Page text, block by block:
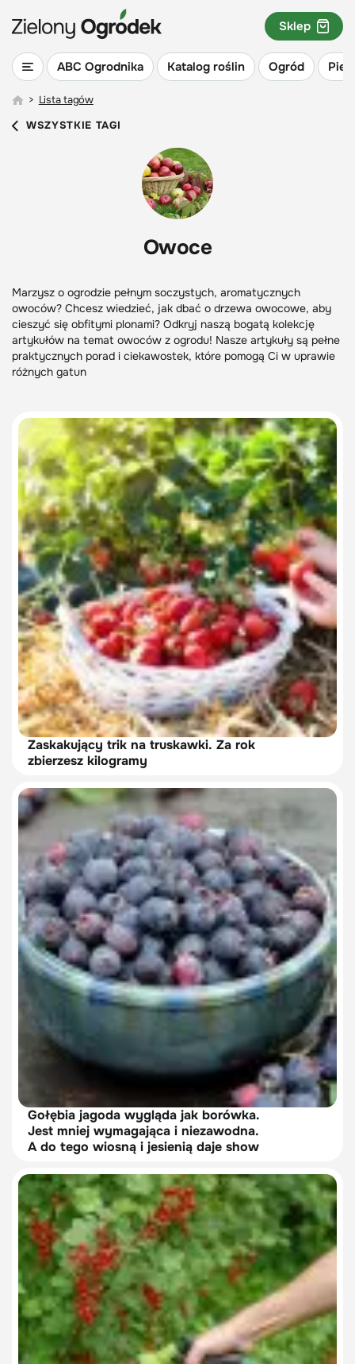
ABC Ogrodnika Katalog roślin Ogród
Sklep
> Lista tagów
WSZYSTKIE TAGI
Owoce
Marzysz o ogrodzie pełnym soczystych, aromatycznych
owoców? Chcesz wiedzieć, jak dbać o drzewa owocowe, aby
cieszyć się obfitymi plonami? Odkryj naszą bogatą kolekcję
artykułów na temat owoców z ogrodu! Nasze artykuły są pełne
praktycznych porad i ciekawostek, które pomogą Ci w uprawie
różnych gatun
Zaskakujący trik na truskawki. Za rok
zbierzesz kilogramy
Gołębia jagoda wygląda jak borówka.
Jest mniej wymagająca i niezawodna.
A do tego wiosną i jesienią daje show